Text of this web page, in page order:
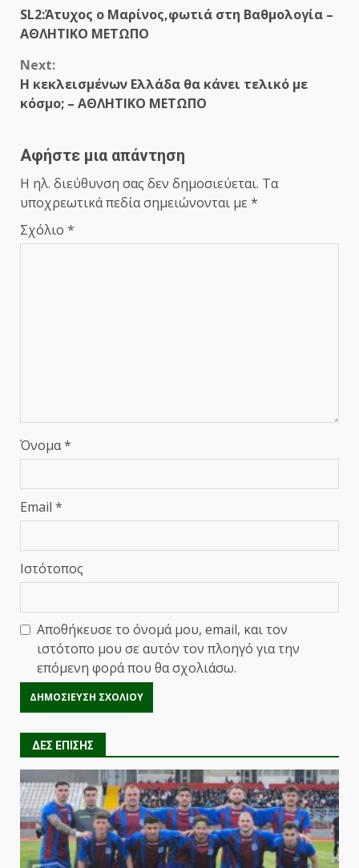
Reading
SL2:Άτυχος ο Μαρίνος,φωτιά στη Βαθμολογία –
ΑΘΛΗΤΙΚΟ ΜΕΤΩΠΟ
Next:
Η κεκλεισμένων Ελλάδα θα κάνει τελικό με
κόσμο; – ΑΘΛΗΤΙΚΟ ΜΕΤΩΠΟ
Αφήστε μια απάντηση
Η ηλ. διεύθυνση σας δεν δημοσιεύεται. Τα
υποχρεωτικά πεδία σημειώνονται με *
Σχόλιο *
Όνομα*
Email *
Ιστότοπος
Αποθήκευσε το όνομά μου, email, και τον
ιστότοπο μου σε αυτόν τον πλοηγό για την
επόμενη φορά που θα σχολιάσω.
ΔΕΣ ΕΠΙΣΗΣ